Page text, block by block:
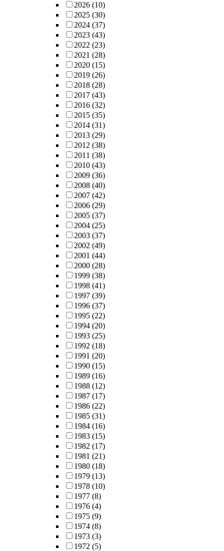
2026 (10)
2025 (30)
2024 (37)
2023 (43)
2022 (23)
2021 (28)
2020 (15)
2019 (26)
2018 (28)
2017 (43)
2016 (32)
2015 (35)
2014 (31)
2013 (29)
2012 (38)
2011 (38)
2010 (43)
2009 (36)
2008 (40)
2007 (42)
2006 (29)
2005 (37)
2004 (25)
2003 (37)
2002 (49)
2001 (44)
2000 (28)
1999 (38)
1998 (41)
1997 (39)
1996 (37)
1995 (22)
1994 (20)
1993 (25)
1992 (18)
1991 (20)
1990 (15)
1989 (16)
1988 (12)
1987 (17)
1986 (22)
1985 (31)
1984 (16)
1983 (15)
1982 (17)
1981 (21)
1980 (18)
1979 (13)
1978 (10)
1977 (8)
1976 (4)
1975 (9)
1974 (8)
1973 (3)
1972 (5)